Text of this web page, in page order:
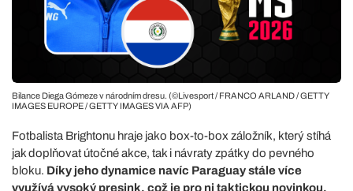
Bilance Diega Gómeze v národním dresu. (©Livesport / FRANCO ARLAND / GETTY
IMAGES EUROPE / GETTY IMAGES VIA AFP)
Fotbalista Brightonu hraje jako box-to-box záložník, který stíhá
jak doplňovat útočné akce, tak i návraty zpátky do pevného
bloku. Díky jeho dynamice navíc Paraguay stále více
využívá vysoký presink, což je pro ni taktickou novinkou.